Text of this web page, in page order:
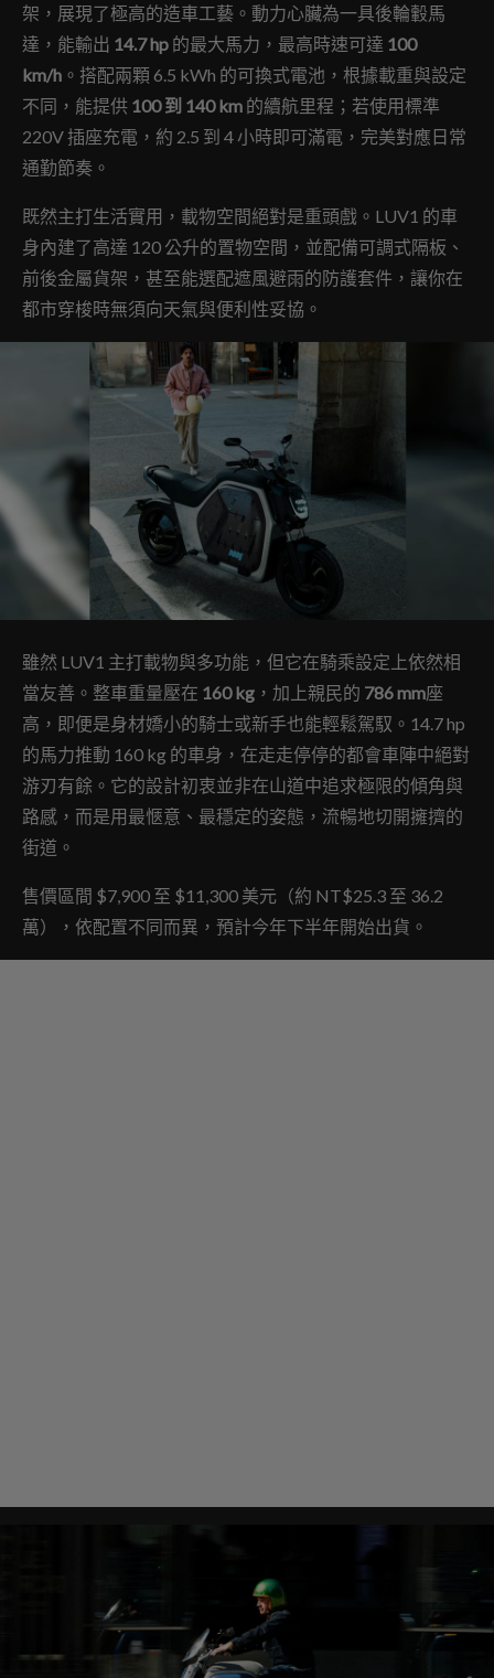
架，展現了極高的造車工藝。動力心臟為一具後輪轂馬
達，能輸出 14.7 hp 的最大馬力，最高時速可達 100
km/h 。搭配兩顆 6.5 kWh 的可換式電池，根據載重與設定
不同，能提供 100 到 140 km 的續航里程；若使用標準
220V 插座充電，約 2.5 到 4 小時即可滿電，完美對應日常
通勤節奏。
既然主打生活實用，載物空間絕對是重頭戲。LUV1 的車
身內建了高達 120 公升的置物空間，並配備可調式隔板、
前後金屬貨架，甚至能選配遮風避雨的防護套件，讓你在
都市穿梭時無須向天氣與便利性妥協。
雖然 LUV1 主打載物與多功能，但它在騎乘設定上依然相
當友善。整車重量壓在 160 kg ，加上親民的 786 mm座
高，即便是身材嬌小的騎士或新手也能輕鬆駕馭。14.7 hp
的馬力推動 160 kg 的車身，在走走停停的都會車陣中絕對
游刃有餘。它的設計初衷並非在山道中追求極限的傾角與
路感，而是用最愜意、最穩定的姿態，流暢地切開擁擠的
街道。
售價區間 $7,900 至 $11,300 美元（約 NT$25.3 至 36.2
萬），依配置不同而異，預計今年下半年開始出貨。